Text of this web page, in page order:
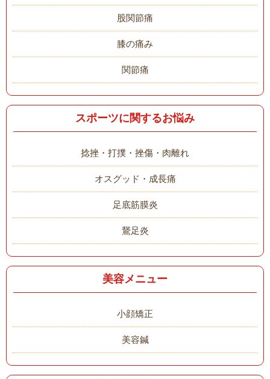
股関節痛
膝の痛み
関節痛
スポーツに関するお悩み
捻挫・打撲・挫傷・肉離れ
オスグッド・成長痛
足底筋膜炎
鵞足炎
美容メニュー
小顔矯正
美容鍼